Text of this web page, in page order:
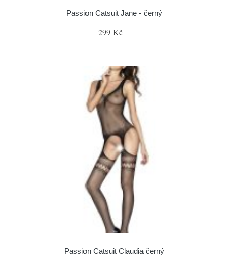
Passion Catsuit Jane - černý
299 Kč
Passion Catsuit Claudia černý